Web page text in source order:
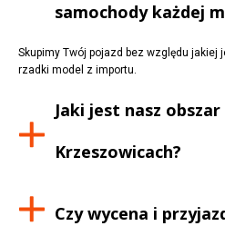
samochody każdej
Skupimy Twój pojazd bez względu
rzadki model z importu.
Jaki jest nasz obszar
Krzeszowicach?
Czy wycena i